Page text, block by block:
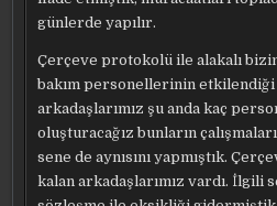
günlerde yapılır.
Çerçeve protokolü ile alakalı
bakım personellerinin etkilendiği
arkadaşlarımız şu anda kaç
oluşturacağız bunların
sene de aynısını yapmıştık.
kalan arkadaşlarımız vardı. İlgili